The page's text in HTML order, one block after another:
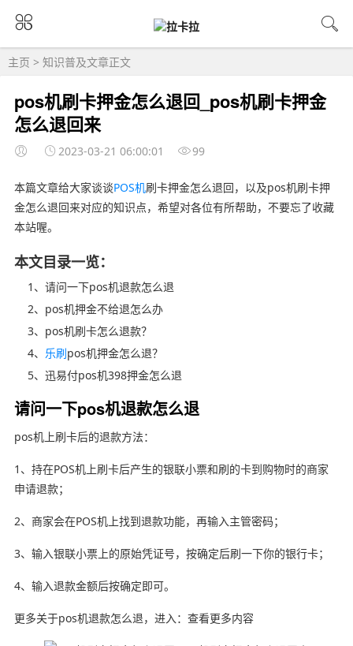
主页 > 知识普及文章正文
pos机刷卡押金怎么退回_pos机刷卡押金
怎么退回来
2023-03-21 06:00:01 99
本篇文章给大家谈谈POS机刷卡押金怎么退回，以及pos机刷卡押
金怎么退回来对应的知识点，希望对各位有所帮助，不要忘了收藏
本站喔。
本文目录一览：
1、请问一下pos机退款怎么退
2、pos机押金不给退怎么办
3、pos机刷卡怎么退款？
4、 乐刷pos机押金怎么退？
5、迅易付pos机398押金怎么退
请问一下pos机退款怎么退
pos机上刷卡后的退款方法：
1、持在POS机上刷卡后产生的银联小票和刷的卡到购物时的商家
申请退款；
2、商家会在POS机上找到退款功能，再输入主管密码；
3、输入银联小票上的原始凭证号，按确定后刷一下你的银行卡；
4、输入退款金额后按确定即可。
更多关于pos机退款怎么退，进入：查看更多内容